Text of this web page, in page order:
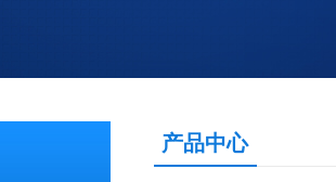
产品中心